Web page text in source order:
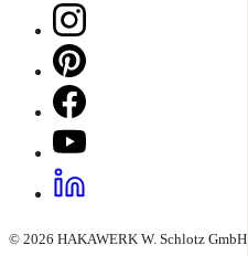
© 2026 HAKAWERK W. Schlotz GmbH